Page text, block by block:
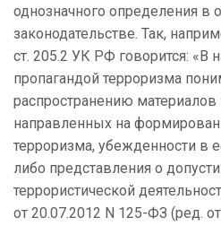
однозначного определения в
законодательстве. Так,
ст. 205.2 УК РФ говорится: «В
пропагандой терроризма
распространению
направленных на
терроризма, убежденности в
либо представления о
террористической
от 20.07.2012 N 125-ФЗ (ред.